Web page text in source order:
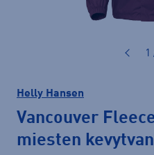
1
Helly Hansen
Vancouver
miesten